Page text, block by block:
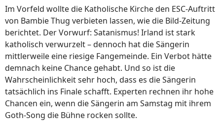
Im Vorfeld wollte die Katholische Kirche den ESC-Auftritt
von Bambie Thug verbieten lassen, wie die Bild-Zeitung
berichtet. Der Vorwurf: Satanismus! Irland ist stark
katholisch verwurzelt – dennoch hat die Sängerin
mittlerweile eine riesige Fangemeinde. Ein Verbot hätte
demnach keine Chance gehabt. Und so ist die
Wahrscheinlichkeit sehr hoch, dass es die Sängerin
tatsächlich ins Finale schafft. Experten rechnen ihr hohe
Chancen ein, wenn die Sängerin am Samstag mit ihrem
Goth-Song die Bühne rocken sollte.